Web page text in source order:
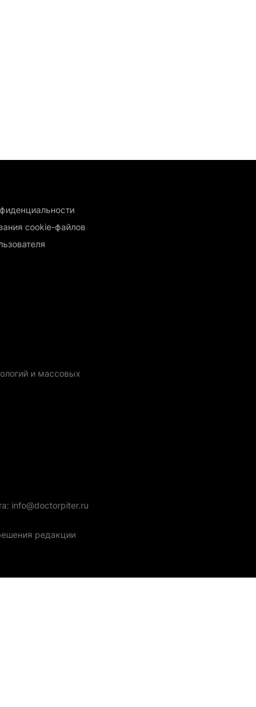
cookie-файлов
и массовых
info@doctorpiter.ru
редакции